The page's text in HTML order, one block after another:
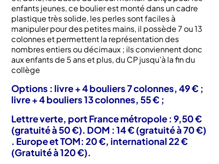
c;
enfants jeunes, ce boulier est monté dans un cadre
plastique très solide, les perles sont faciles à
manipuler pour des petites mains, il possède 7 ou 13
colonnes et permettent la représentation des
nombres entiers ou décimaux ; ils conviennent donc
aux enfants de 5 ans et plus, du CP jusqu’à la fin du
collège
Options : livre + 4 bouliers 7 colonnes, 49 € ;
livre + 4 bouliers 13 colonnes, 55 € ;
Lettre verte, port France métropole : 9,50 €
(gratuité à 50 €). DOM : 14 € (gratuité à 70 €)
. Europe et TOM: 20 €, international 22 €
(Gratuité à 120 €).